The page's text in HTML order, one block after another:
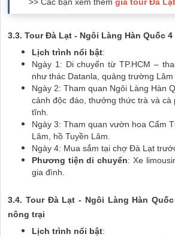
>> Các bạn xem thêm giá tour Đà
3.3. Tour Đà Lạt - Ngôi Làng Hàn Quốc 4
Lịch trình nổi bật:
Ngày 1: Di chuyển từ TP.HCM –
như thác Datanla, quảng trường Lâm
Ngày 2: Tham quan Ngôi Làng Hàn
cảnh độc đáo, thưởng thức trà và cà
tĩnh.
Ngày 3: Tham quan vườn hoa Cẩm
Lâm, hồ Tuyền Lâm.
Ngày 4: Mua sắm tại chợ Đà Lạt
Phương tiện di chuyển: Xe
gia đình.
3.4. Tour Đà Lạt - Ngôi Làng Hàn
nông trại
Lịch trình nổi bật: